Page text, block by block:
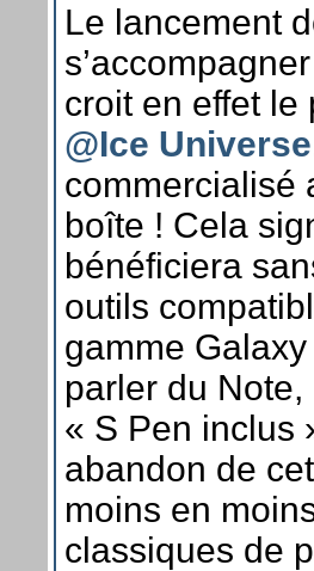
Le lancement
croit en effet le
@Ice Universe
commercialisé
boîte ! Cela
bénéficiera
outils
gamme
parler du Note,
« S Pen inclus
abandon de
moins en
classiques de